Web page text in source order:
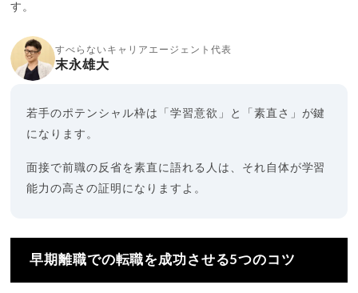
す。
すべらないキャリアエージェント代表
末永雄大
若手のポテンシャル枠は「学習意欲」と「素直さ」が鍵
になります。
面接で前職の反省を素直に語れる人は、それ自体が学習
能力の高さの証明になりますよ。
早期離職での転職を成功させる5つのコツ